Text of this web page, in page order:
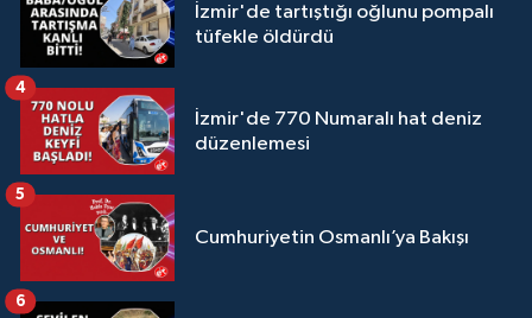
İzmir'de tartıştığı oğlunu pompalı
tüfekle öldürdü
İzmir'de 770 Numaralı hat deniz
düzenlemesi
4
Cumhuriyetin Osmanlı’ya Bakışı
5
6